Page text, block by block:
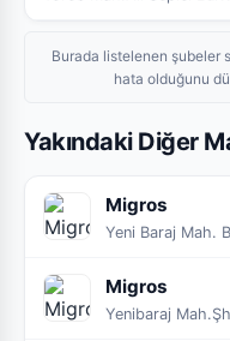
Burada listelenen şubeler
hata olduğunu
Yakındaki Diğer
Migros
Yeni Baraj Mah.
Migros